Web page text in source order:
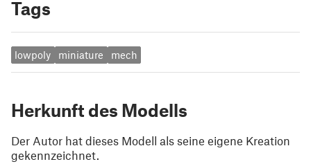
Tags
lowpoly miniature mech
Herkunft des Modells
Der Autor hat dieses Modell als seine eigene Kreation
gekennzeichnet.